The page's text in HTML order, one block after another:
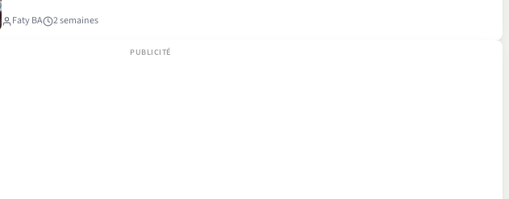
Faty BA 2 semaines